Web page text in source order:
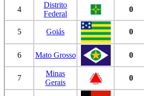
4
Distrito
Federal
0
5 Goiás 0
6 Mato Grosso 0
7
Minas
Gerais
0